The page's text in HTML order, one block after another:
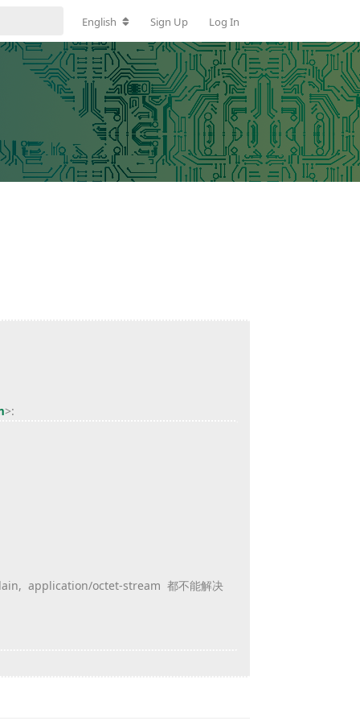
English Sign Up Log In
>:
application/octet-stream 都不能解决